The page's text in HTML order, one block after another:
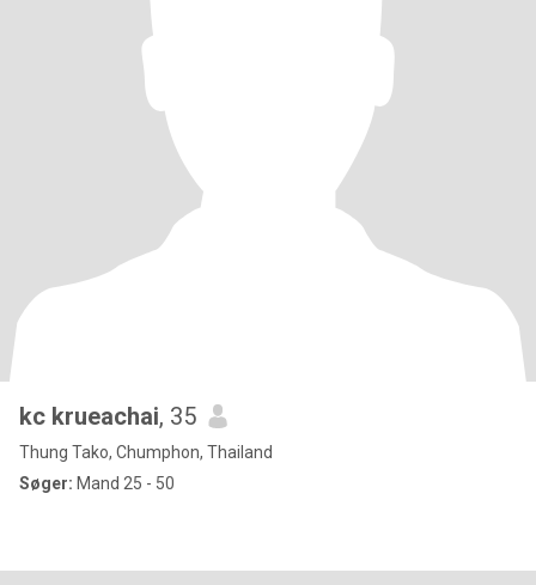
kc krueachai, 35
Thung Tako, Chumphon, Thailand
Søger: Mand 25 - 50